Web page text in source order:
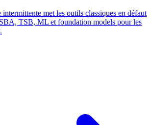
met les outils classiques en défaut
TSB, ML et foundation models pour les